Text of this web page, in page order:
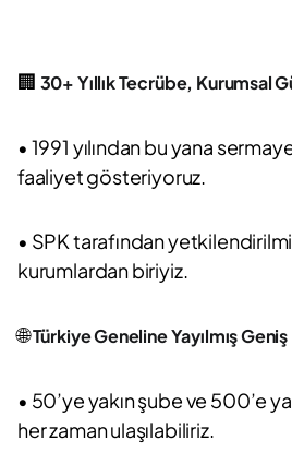
🏢 30+ Yıllık Tecrübe, Kurumsal
• 1991 yılından bu yana
faaliyet gösteriyoruz.
• SPK tarafından
kurumlardan biriyiz.
🌐Türkiye Geneline Yayılmış
• 50’ye yakın şube ve 500’e
her zaman ulaşılabiliriz.